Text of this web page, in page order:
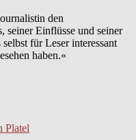
den
seiner Einflüsse und seiner
für Leser interessant
haben.«
Platel